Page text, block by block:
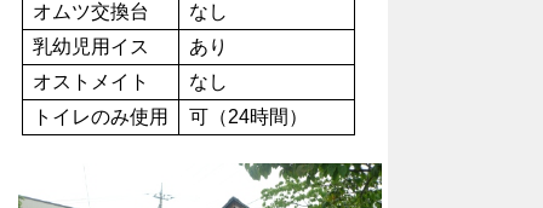
オムツ交換台
なし
乳幼児用イス
あり
オストメイト
なし
トイレのみ使用
可（24時間）